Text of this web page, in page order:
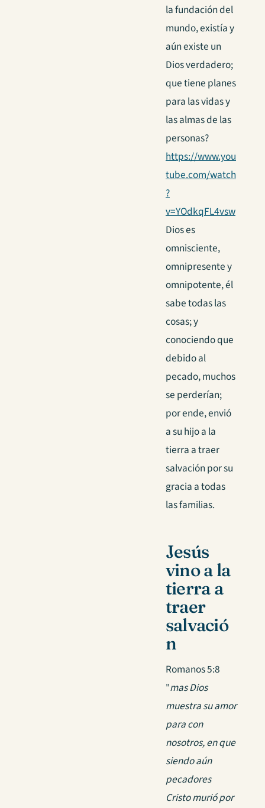
la fundación del
mundo, existía y
aún existe un
Dios verdadero;
que tiene planes
para las vidas y
las almas de las
personas?
https://www.you
tube.com/watch
?
v=YOdkqFL4vsw
Dios es
omnisciente,
omnipresente y
omnipotente, él
sabe todas las
cosas; y
conociendo que
debido al
pecado, muchos
se perderían;
por ende, envió
a su hijo a la
tierra a traer
salvación por su
gracia a todas
las familias.
Jesús
vino a la
tierra a
traer
salvació
n
Romanos 5:8
"mas Dios
muestra su amor
para con
nosotros, en que
siendo aún
pecadores
Cristo murió por